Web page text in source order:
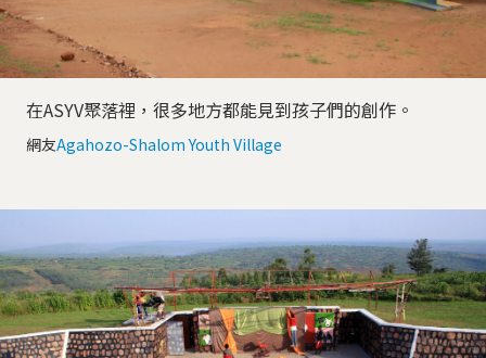
在ASYV聚落裡，很多地方都能見到孩子們的創作。
網友Agahozo-Shalom Youth Village